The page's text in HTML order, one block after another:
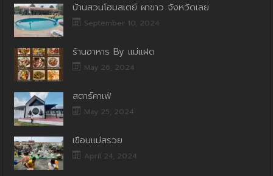
บ้านสวนโฮมสเตย์ ผาขาว จังหวัดเลย
September 10, 2024
ร้านอาหาร By แม่แฝด
May 26, 2024
สตาร์คาเฟ่
May 25, 2024
เขื่อนแม่สรวย
April 24, 2024